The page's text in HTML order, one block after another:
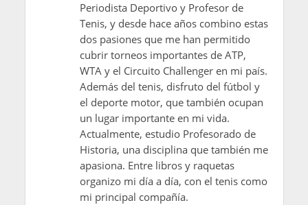
Periodista Deportivo y Profesor de
Tenis, y desde hace años combino estas
dos pasiones que me han permitido
cubrir torneos importantes de ATP,
WTA y el Circuito Challenger en mi país.
Además del tenis, disfruto del fútbol y
el deporte motor, que también ocupan
un lugar importante en mi vida.
Actualmente, estudio Profesorado de
Historia, una disciplina que también me
apasiona. Entre libros y raquetas
organizo mi día a día, con el tenis como
mi principal compañía.